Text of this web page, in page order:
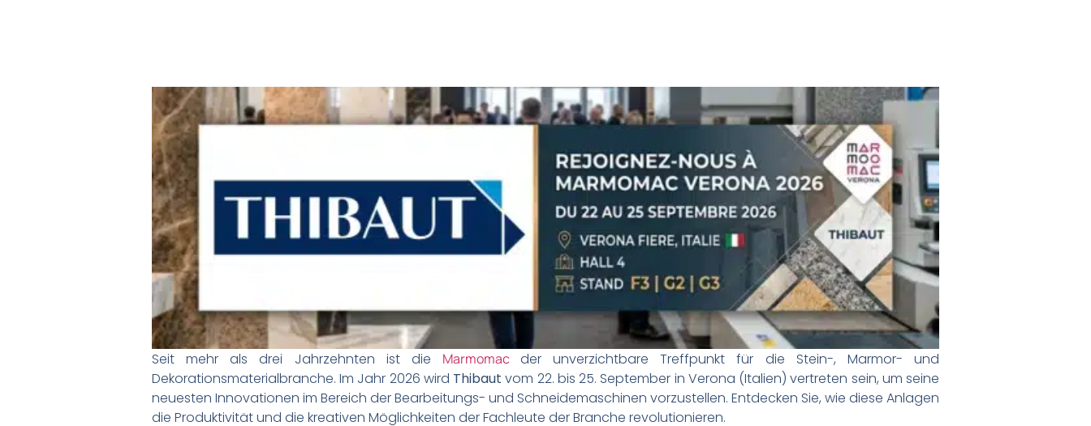
Seit mehr als drei Jahrzehnten ist die Marmomacder unverzichtbare Treffpunkt für die Stein-, Marmor- und
Dekorationsmaterialbranche. Im Jahr 2026 wird Thibautvom 22. bis 25. September in Verona (Italien) vertreten sein, um seine
neuesten Innovationen im Bereich der Bearbeitungs- und Schneidemaschinen vorzustellen. Entdecken Sie, wie diese Anlagen
die Produktivität und die kreativen Möglichkeiten der Fachleute der Branche revolutionieren.